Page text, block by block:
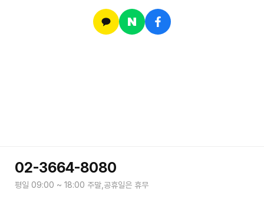
02-3664-8080
평일 09:00 ~ 18:00 주말,공휴일은 휴무